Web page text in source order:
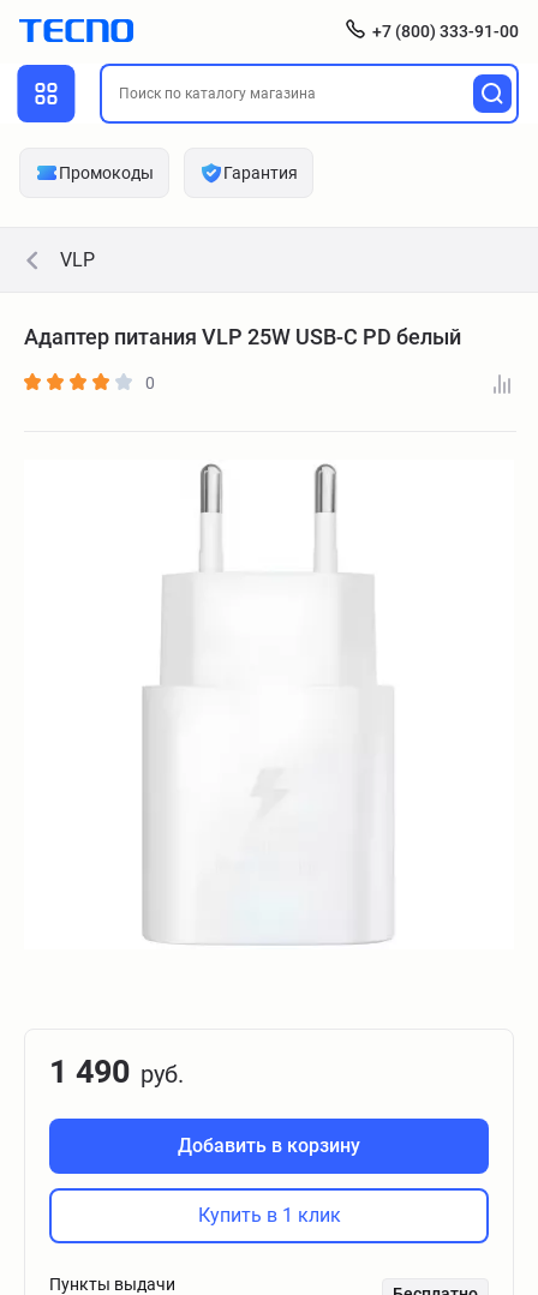
+7 (800) 333-91-00
Промокоды Гарантия
VLP
Адаптер питания VLP 25W USB-C PD белый
0
1 490 руб.
Добавить в корзину
Купить в 1 клик
Пункты выдачи